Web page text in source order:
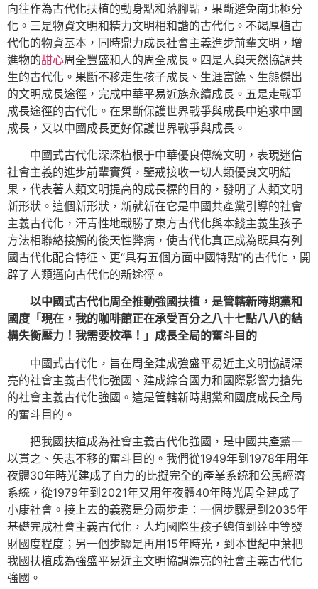
向往作為古代化扶植的動身點和落腳點，果斷避免南北極分
化。三是物資文明和精力文明相和諧的古代化。不竭厚植古
代化的物資基本，同時鼎力成長社會主義進步前輩文明，增
進物的甜心周全豐盛和人的周全成長。四是人與天然協調共
生的古代化。果斷不移走生孩子成長、生涯富饒、生態傑出
的文明成長途徑，完成中華平易近族永續成長。五是走戰爭
成長途徑的古代化。在果斷保護世界戰爭與成長中追求中國
成長，又以中國成長更好保護世界戰爭與成長。
中國式古代化深深植根于中華優良傳統文明，表現迷信
社會主義的進步前輩實質，鑒戒接收一切人類優良文明結
果，代表著人類文明提高的成長標的目的，發明了人類文明
新形狀。這個新形狀，新就新在它是中國共產黨引導的社會
主義古代化，汗青性地戰勝了東方古代化與本錢主義生孩子
方法相聯絡接觸的後天性弊病，使古代化真正成為既具有列
國古代化配合特征、更“具有五個方面中國特點”的古代化，開
辟了人類邁向古代化的新途徑。
以中國式古代化周全推動強國扶植，是管轄新時期黨和
國度「現在，我的咖啡館正在承受百分之八十七點八八的結
構失衡壓力！我需要校準！」成長全局的奮斗目的
中國式古代化，旨在周全建成強盛平易近主文明協調漂
亮的社會主義古代化強國、建成綜合國力和國際影響力搶先
的社會主義古代化強國。這是管轄新時期黨和國度成長全局
的奮斗目的。
把我國扶植成為社會主義古代化強國，是中國共產黨一
以貫之、矢志不移的奮斗目的。我們從1949年到1978年用年
夜體30年時光建成了自力的比擬完全的產業系統和公民經濟
系統，從1979年到2021年又用年夜體40年時光周全建成了
小康社會。接上去的義務是分兩步走：一個步驟是到2035年
基礎完成社會主義古代化，人均國際生孩子總值到達中等發
財國度程度；另一個步驟是再用15年時光，到本世紀中葉把
我國扶植成為強盛平易近主文明協調漂亮的社會主義古代化
強國。